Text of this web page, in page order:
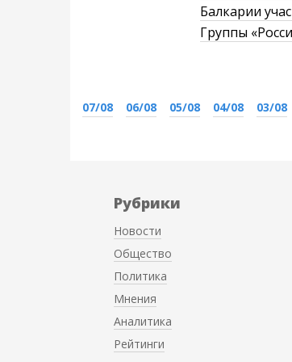
Балкарии
Группы
07/08 06/08 05/08 04/08 03/08
Рубрики
Новости
Общество
Политика
Мнения
Аналитика
Рейтинги